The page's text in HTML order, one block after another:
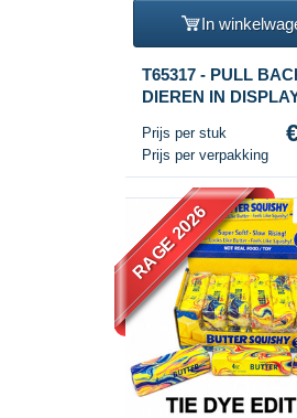
In
T65317 - PULL
DIEREN IN
Prijs per stuk
Prijs per verpakking
RAGE 2026